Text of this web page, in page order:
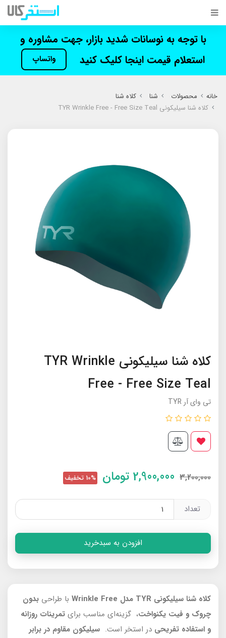
با توجه به نوسانات شدید بازار، جهت مشاوره و
استعلام قیمت اینجا کلیک کنید
واتساپ
خانه محصولات شنا
کلاه شنا
کلاه شنا سیلیکونی TYR Wrinkle Free - Free Size Teal
کلاه شنا سیلیکونی TYR Wrinkle
Free - Free Size Teal
تی وای آر TYR
3,200,000
2,900,000 تومان 10% تخفیف
تعداد
افزودن به سبدخرید
کلاه شنا سیلیکونی TYR مدل Wrinkle Free با طراحی بدون
چروک و فیت یکنواخت، گزینه‌ای مناسب برای تمرینات روزانه
و استفاده تفریحی در استخر است. سیلیکون مقاوم در برابر